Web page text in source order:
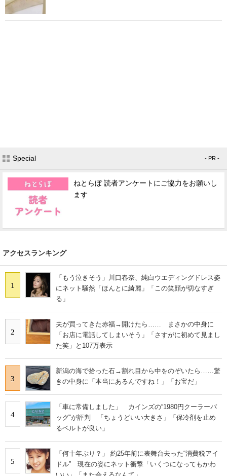
Special - PR -
ねとらぼ 読者アンケートにご協力をお願いし
ます
アクセスランキング
1
「もう泣きそう」川口春奈、純白ウエディングドレス姿
にネット騒然「ほんとに綺麗」「この笑顔が切なすぎ
る」
2
夫が買ってきた赤福→開けたら…… まさかの中身に
「お店に電話してしまいそう」「さすがに初めて見まし
た笑」と107万表示
3
新潟の海で拾った石→割れ目から中をのぞいたら……驚
きの中身に「本当にあるんですね！」「お宝だ」
4
「車に常備しました」 カインズの“1980円クーラーバ
ッグ”が評判 「ちょうどいい大きさ」「保冷剤を止め
るベルトが良い」
5
「何十年ぶり？」 約25年前に表舞台去った“消費税アイ
ドル” 現在の姿にネット衝撃「いくつになってもかわ